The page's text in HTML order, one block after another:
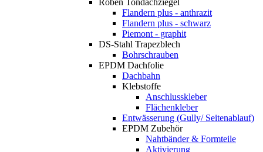
Flandern plus - anthrazit
Flandern plus - schwarz
Piemont - graphit
DS-Stahl Trapezblech
Bohrschrauben
EPDM Dachfolie
Dachbahn
Klebstoffe
Anschlusskleber
Flächenkleber
Entwässerung (Gully/ Seitenablauf)
EPDM Zubehör
Nahtbänder & Formteile
Aktivierung